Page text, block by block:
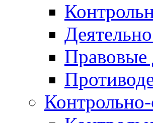
Правовые